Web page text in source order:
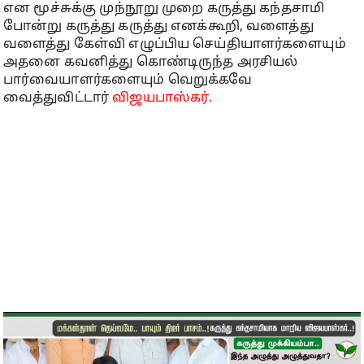
என மூச்சுக்கு முந்நூறு முறை கருத்து கந்தசாமி
போன்று கருத்து கருத்து எனக்கூறி, வளைத்து
வளைத்து கேள்வி எழுப்பிய செய்தியாளர்களையும்
அதனை கவனித்து கொண்டிருந்த அரசியல்
பார்வையாளர்களையும் வெறுக்கவே
வைத்துவிட்டார் விஜயபாஸ்கர்.